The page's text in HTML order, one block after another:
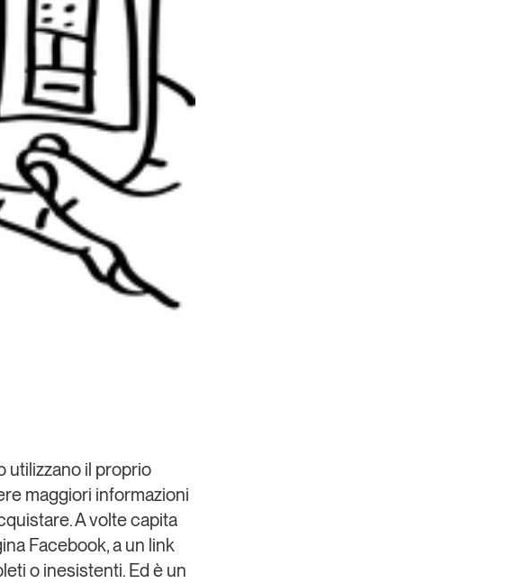
utilizzano il proprio
maggiori informazioni
A volte capita
Facebook, a un link
o inesistenti. Ed è un